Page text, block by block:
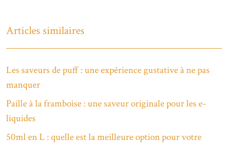
Articles similaires
Les saveurs de puff : une expérience gustative à ne pas
manquer
Paille à la framboise : une saveur originale pour les e-
liquides
50ml en L : quelle est la meilleure option pour votre